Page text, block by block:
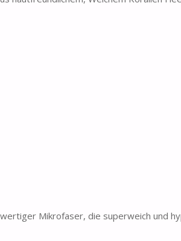
Mikrofaser, die superweich und